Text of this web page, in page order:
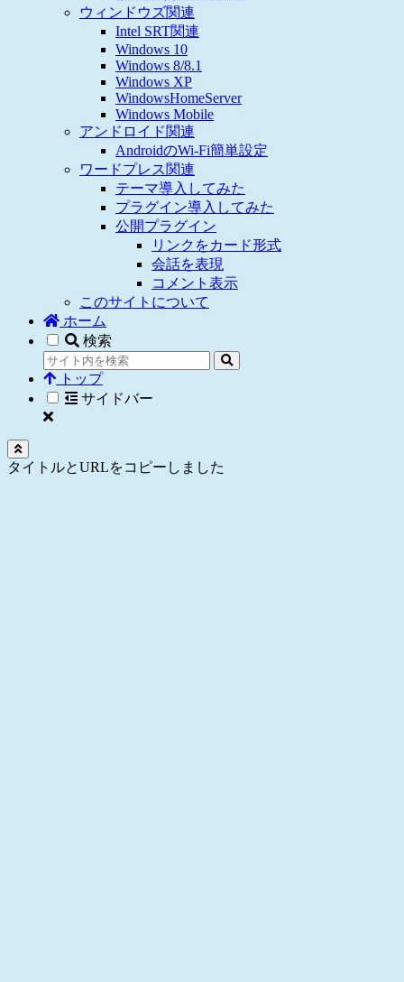
ウィンドウズ関連
Intel SRT関連
Windows 10
Windows 8/8.1
Windows XP
WindowsHomeServer
Windows Mobile
アンドロイド関連
AndroidのWi-Fi簡単設定
ワードプレス関連
テーマ導入してみた
プラグイン導入してみた
公開プラグイン
リンクをカード形式
会話を表現
コメント表示
このサイトについて
ホーム
検索
トップ
サイドバー
タイトルとURLをコピーしました